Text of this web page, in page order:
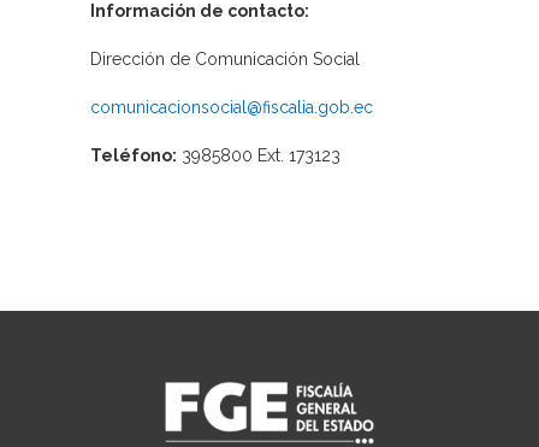
Información de contacto:
Dirección de Comunicación Social
comunicacionsocial@fiscalia.gob.ec
Teléfono: 3985800 Ext. 173123